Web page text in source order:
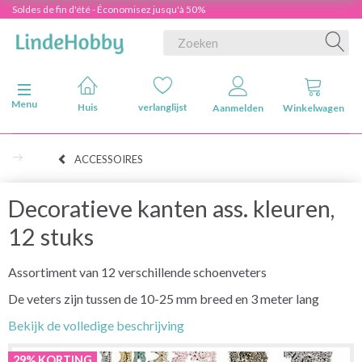
Soldes de fin d'été - Économisez jusqu'à 50%
Navigatie in-/uitschakelen
Menu
Huis verlanglijst Aanmelden Winkelwagen
ACCESSOIRES
Decoratieve kanten ass. kleuren,
12 stuks
Assortiment van 12 verschillende schoenveters
De veters zijn tussen de 10-25 mm breed en 3 meter lang
Bekijk de volledige beschrijving